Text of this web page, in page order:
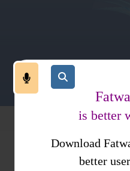
احکام ومسائل جلد 1
is better
Download
better